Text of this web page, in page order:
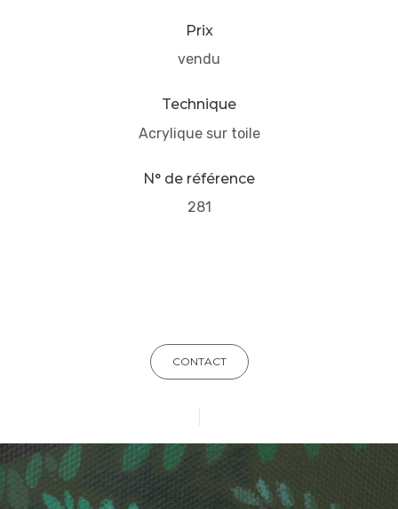
Prix
vendu
Technique
Acrylique sur toile
N° de référence
281
CONTACT